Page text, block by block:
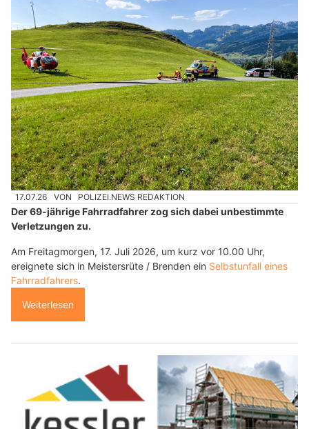
17.07.26 VON POLIZEI.NEWS REDAKTION
Der 69-jährige Fahrradfahrer zog sich dabei unbestimmte
Verletzungen zu.
Am Freitagmorgen, 17. Juli 2026, um kurz vor 10.00 Uhr,
ereignete sich in Meistersrüte / Brenden ein Selbstunfall eines
Fahrradfahrers.
Weiterlesen